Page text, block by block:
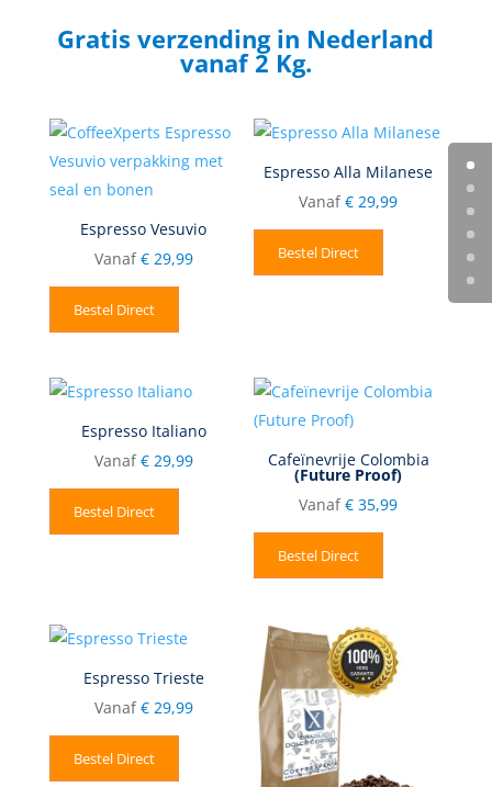
Gratis verzending in Nederland
vanaf 2 Kg.
Espresso Vesuvio
Vanaf €29,99
Bestel Direct
Espresso Alla Milanese
Vanaf € 29,99
Bestel Direct
Espresso Italiano
Vanaf €29,99
Bestel Direct
Cafeïnevrije Colombia
(Future Proof)
Vanaf € 35,99
Bestel Direct
Espresso Trieste
Vanaf €29,99
Bestel Direct